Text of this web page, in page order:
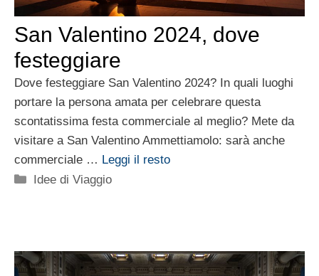
San Valentino 2024, dove
festeggiare
Dove festeggiare San Valentino 2024? In quali luoghi
portare la persona amata per celebrare questa
scontatissima festa commerciale al meglio? Mete da
visitare a San Valentino Ammettiamolo: sarà anche
commerciale … Leggi il resto
Categorie
Idee di Viaggio